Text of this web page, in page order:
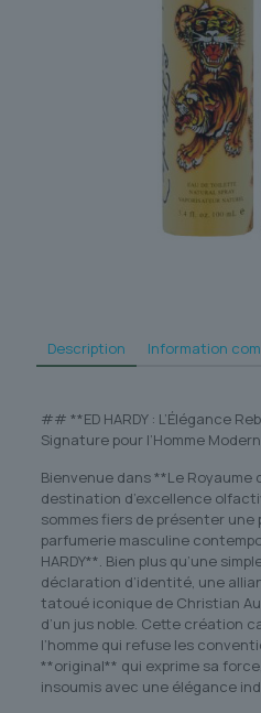
Description Information
## **ED HARDY : L’Élégance
Signature pour l’Homme
Bienvenue dans **Le Royaume
destination d’excellence
sommes fiers de présenter une
parfumerie masculine
HARDY**. Bien plus qu’une
déclaration d’identité, une
tatoué iconique de Christian
d’un jus noble. Cette création
l’homme qui refuse les
**original** qui exprime sa
insoumis avec une élégance